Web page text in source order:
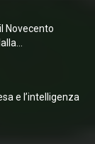
Novecento
e l’intelligenza